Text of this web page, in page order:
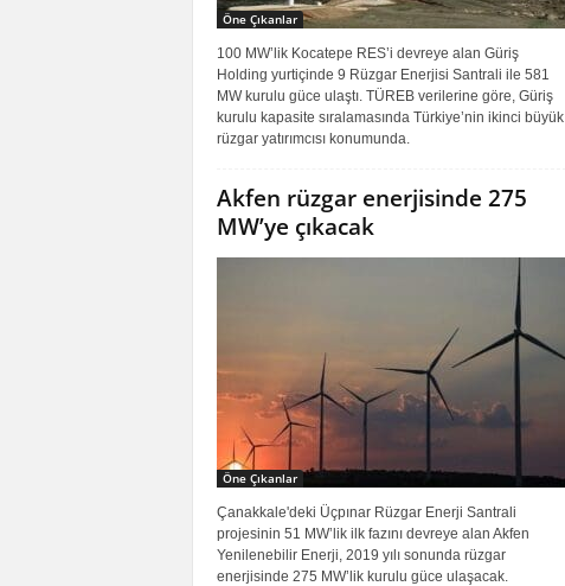
Öne Çıkanlar
100 MW’lik Kocatepe RES’i devreye alan Güriş
Holding yurtiçinde 9 Rüzgar Enerjisi Santrali ile 581
MW kurulu güce ulaştı. TÜREB verilerine göre, Güriş
kurulu kapasite sıralamasında Türkiye’nin ikinci büyük
rüzgar yatırımcısı konumunda.
Akfen rüzgar enerjisinde 275
MW’ye çıkacak
Öne Çıkanlar
Çanakkale'deki Üçpınar Rüzgar Enerji Santrali
projesinin 51 MW’lik ilk fazını devreye alan Akfen
Yenilenebilir Enerji, 2019 yılı sonunda rüzgar
enerjisinde 275 MW’lik kurulu güce ulaşacak.